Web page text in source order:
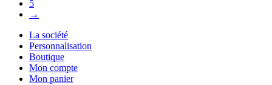
5
→
La société
Personnalisation
Boutique
Mon compte
Mon panier